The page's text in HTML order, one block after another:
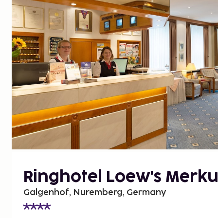
Ringhotel Loew's
Galgenhof, Nuremberg, Germany